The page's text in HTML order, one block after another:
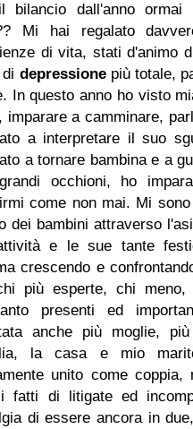
bilancio dall'anno
Mi hai regalato
di vita, stati d'animo
depressionepiù totale,
In questo anno ho visto
imparare a camminare,
a interpretare il suo
a tornare bambina e a
occhioni, ho
come non mai. Mi
dei bambini attraverso
e le sue tante
crescendo e
più esperte, chi
presenti ed
anche più moglie,
la casa e mio
unito come coppia,
fatti di litigate ed
di essere ancora in